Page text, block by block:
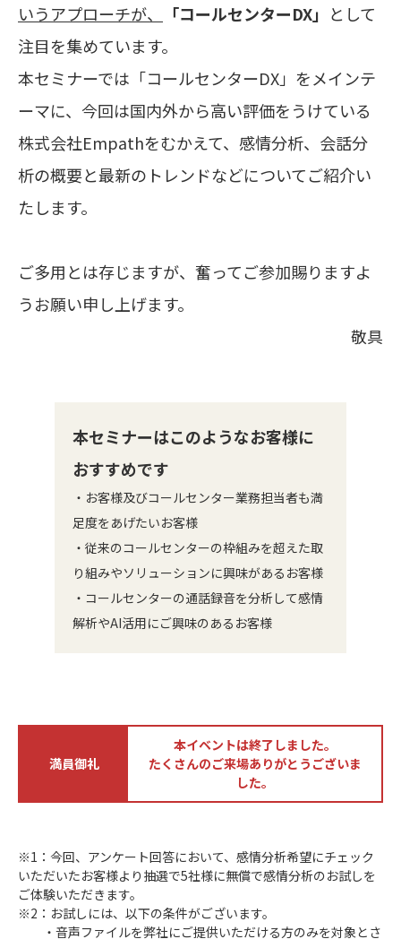
いうアプローチが、
「コールセンターDX」 として
注目を集めています。
本セミナーでは「コールセンターDX」をメインテ
ーマに、今回は国内外から高い評価をうけている
株式会社Empathをむかえて、感情分析、会話分
析の概要と最新のトレンドなどについてご紹介い
たします。
ご多用とは存じますが、奮ってご参加賜りますよ
うお願い申し上げます。
敬具
本セミナーはこのようなお客様に
おすすめです
・お客様及びコールセンター業務担当者も満
足度をあげたいお客様
・従来のコールセンターの枠組みを超えた取
り組みやソリューションに興味があるお客様
・コールセンターの通話録音を分析して感情
解析やAI活用にご興味のあるお客様
満員御礼
本イベントは終了しました。
たくさんのご来場ありがとうございま
した。
※1：今回、アンケート回答において、感情分析希望にチェック
いただいたお客様より抽選で5社様に無償で感情分析のお試しを
ご体験いただきます。
※2：お試しには、以下の条件がございます。
・音声ファイルを弊社にご提供いただける方のみを対象とさ